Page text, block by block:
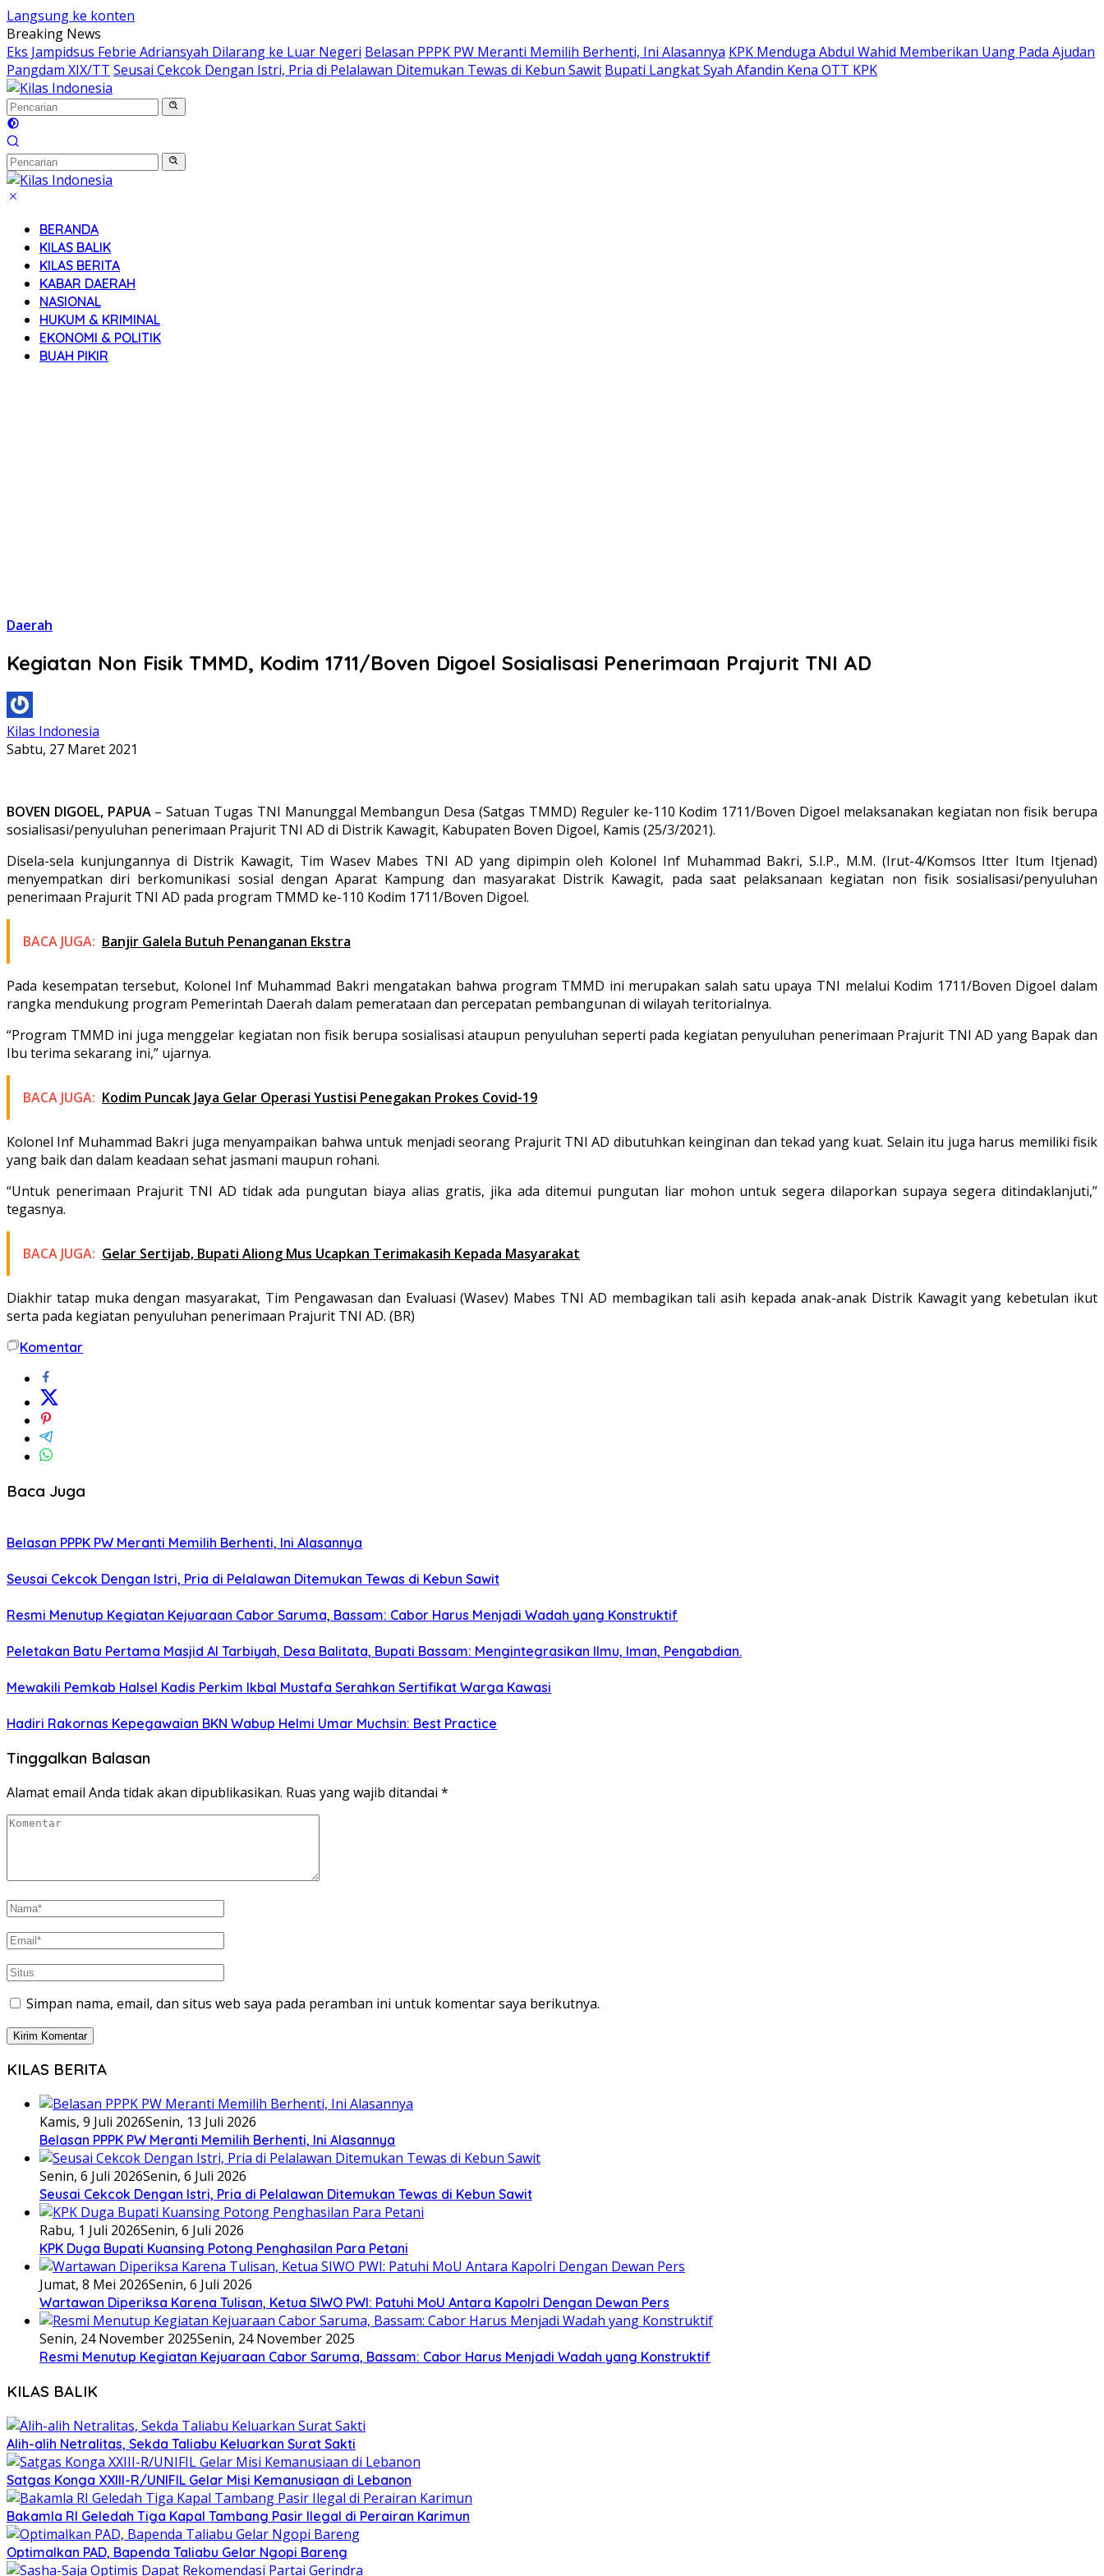
Langsung ke konten
Breaking News
Eks Jampidsus Febrie Adriansyah Dilarang ke Luar Negeri Belasan PPPK PW Meranti Memilih Berhenti, Ini Alasannya KPK Menduga Abdul Wahid Memberikan Uang Pada Ajudan
Pangdam XIX/TT Seusai Cekcok Dengan Istri, Pria di Pelalawan Ditemukan Tewas di Kebun Sawit Bupati Langkat Syah Afandin Kena OTT KPK
BERANDA
KILAS BALIK
KILAS BERITA
KABAR DAERAH
NASIONAL
HUKUM & KRIMINAL
EKONOMI & POLITIK
BUAH PIKIR
Daerah
Kegiatan Non Fisik TMMD, Kodim 1711/Boven Digoel Sosialisasi Penerimaan Prajurit TNI AD
Kilas Indonesia
Sabtu, 27 Maret 2021
BOVEN DIGOEL, PAPUA– Satuan Tugas TNI Manunggal Membangun Desa (Satgas TMMD) Reguler ke-110 Kodim 1711/Boven Digoel melaksanakan kegiatan non fisik berupa
sosialisasi/penyuluhan penerimaan Prajurit TNI AD di Distrik Kawagit, Kabupaten Boven Digoel, Kamis (25/3/2021).
Disela-sela kunjungannya di Distrik Kawagit, Tim Wasev Mabes TNI AD yang dipimpin oleh Kolonel Inf Muhammad Bakri, S.I.P., M.M. (Irut-4/Komsos Itter Itum Itjenad)
menyempatkan diri berkomunikasi sosial dengan Aparat Kampung dan masyarakat Distrik Kawagit, pada saat pelaksanaan kegiatan non fisik sosialisasi/penyuluhan
penerimaan Prajurit TNI AD pada program TMMD ke-110 Kodim 1711/Boven Digoel.
BACA JUGA: Banjir Galela Butuh Penanganan Ekstra
Pada kesempatan tersebut, Kolonel Inf Muhammad Bakri mengatakan bahwa program TMMD ini merupakan salah satu upaya TNI melalui Kodim 1711/Boven Digoel dalam
rangka mendukung program Pemerintah Daerah dalam pemerataan dan percepatan pembangunan di wilayah teritorialnya.
“Program TMMD ini juga menggelar kegiatan non fisik berupa sosialisasi ataupun penyuluhan seperti pada kegiatan penyuluhan penerimaan Prajurit TNI AD yang Bapak dan
Ibu terima sekarang ini,” ujarnya.
BACA JUGA: Kodim Puncak Jaya Gelar Operasi Yustisi Penegakan Prokes Covid-19
Kolonel Inf Muhammad Bakri juga menyampaikan bahwa untuk menjadi seorang Prajurit TNI AD dibutuhkan keinginan dan tekad yang kuat. Selain itu juga harus memiliki fisik
yang baik dan dalam keadaan sehat jasmani maupun rohani.
“Untuk penerimaan Prajurit TNI AD tidak ada pungutan biaya alias gratis, jika ada ditemui pungutan liar mohon untuk segera dilaporkan supaya segera ditindaklanjuti,”
tegasnya.
BACA JUGA: Gelar Sertijab, Bupati Aliong Mus Ucapkan Terimakasih Kepada Masyarakat
Diakhir tatap muka dengan masyarakat, Tim Pengawasan dan Evaluasi (Wasev) Mabes TNI AD membagikan tali asih kepada anak-anak Distrik Kawagit yang kebetulan ikut
serta pada kegiatan penyuluhan penerimaan Prajurit TNI AD. (BR)
Komentar
Baca Juga
Belasan PPPK PW Meranti Memilih Berhenti, Ini Alasannya
Seusai Cekcok Dengan Istri, Pria di Pelalawan Ditemukan Tewas di Kebun Sawit
Resmi Menutup Kegiatan Kejuaraan Cabor Saruma, Bassam: Cabor Harus Menjadi Wadah yang Konstruktif
Peletakan Batu Pertama Masjid Al Tarbiyah, Desa Balitata, Bupati Bassam: Mengintegrasikan Ilmu, Iman, Pengabdian.
Mewakili Pemkab Halsel Kadis Perkim Ikbal Mustafa Serahkan Sertifikat Warga Kawasi
Hadiri Rakornas Kepegawaian BKN Wabup Helmi Umar Muchsin: Best Practice
Tinggalkan Balasan
Alamat email Anda tidak akan dipublikasikan. Ruas yang wajib ditandai *
Simpan nama, email, dan situs web saya pada peramban ini untuk komentar saya berikutnya.
KILAS BERITA
Kamis, 9 Juli 2026Senin, 13 Juli 2026
Belasan PPPK PW Meranti Memilih Berhenti, Ini Alasannya
Senin, 6 Juli 2026Senin, 6 Juli 2026
Seusai Cekcok Dengan Istri, Pria di Pelalawan Ditemukan Tewas di Kebun Sawit
Rabu, 1 Juli 2026Senin, 6 Juli 2026
KPK Duga Bupati Kuansing Potong Penghasilan Para Petani
Jumat, 8 Mei 2026Senin, 6 Juli 2026
Wartawan Diperiksa Karena Tulisan, Ketua SIWO PWI: Patuhi MoU Antara Kapolri Dengan Dewan Pers
Senin, 24 November 2025Senin, 24 November 2025
Resmi Menutup Kegiatan Kejuaraan Cabor Saruma, Bassam: Cabor Harus Menjadi Wadah yang Konstruktif
KILAS BALIK
Alih-alih Netralitas, Sekda Taliabu Keluarkan Surat Sakti
Satgas Konga XXIII-R/UNIFIL Gelar Misi Kemanusiaan di Lebanon
Bakamla RI Geledah Tiga Kapal Tambang Pasir Ilegal di Perairan Karimun
Optimalkan PAD, Bapenda Taliabu Gelar Ngopi Bareng